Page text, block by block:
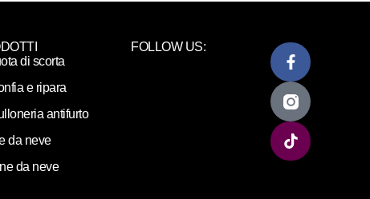
di scorta
e ripara
antifurto
da neve
da neve
FOLLOW US: